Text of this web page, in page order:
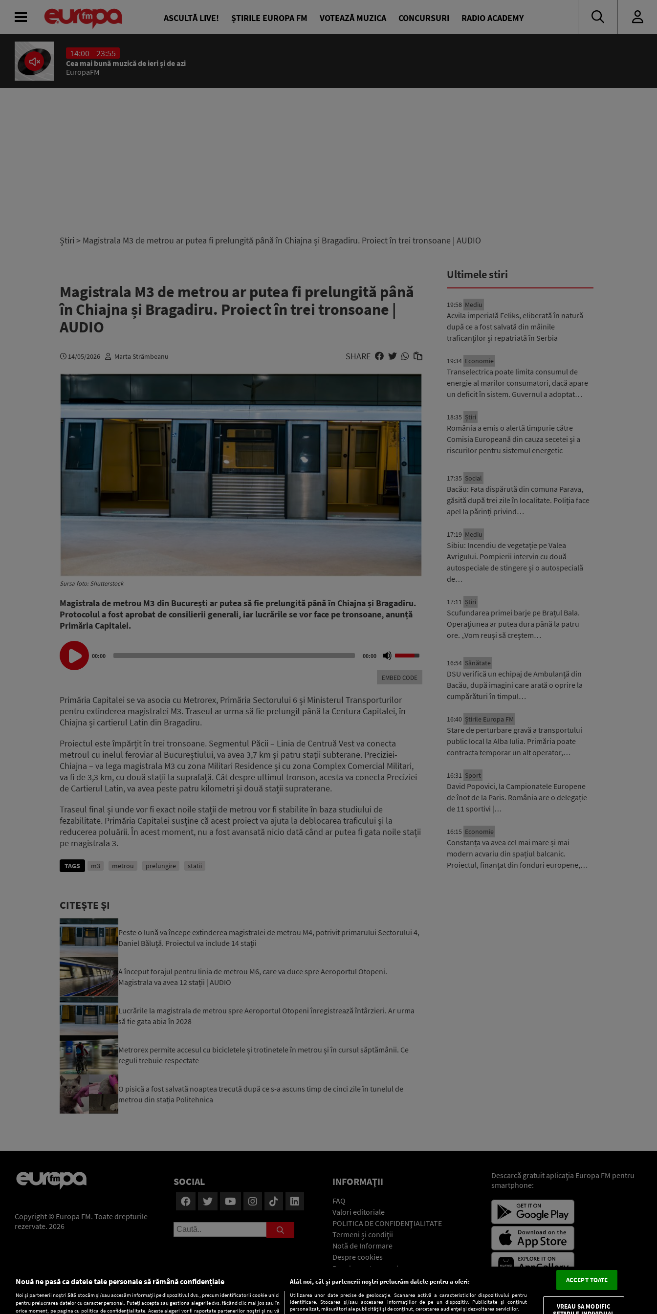
ASCULTĂ LIVE! ȘTIRILE EUROPA FM VOTEAZĂ MUZICA CONCURSURI RADIO ACADEMY
14:00 - 23:55
Cea mai bună muzică de ieri și de azi
EuropaFM
Știri > Magistrala M3 de metrou ar putea fi prelungită până în Chiajna și Bragadiru. Proiect în trei tronsoane | AUDIO
Magistrala M3 de metrou ar putea fi prelungită până
în Chiajna și Bragadiru. Proiect în trei tronsoane |
AUDIO
14/05/2026 Marta Strâmbeanu SHARE
Sursa foto: Shutterstock
Magistrala de metrou M3 din București ar putea să fie prelungită până în Chiajna și Bragadiru.
Protocolul a fost aprobat de consilierii generali, iar lucrările se vor face pe tronsoane, anunță
Primăria Capitalei.
Audio
Player
00:00 00:00
Up/Down
keys
increase
or
EMBED CODE
Primăria Capitalei se va asocia cu Metrorex, Primăria Sectorului 6 și Ministerul Transporturilor
pentru extinderea magistralei M3. Traseul ar urma să fie prelungit până la Centura Capitalei, în
Chiajna și cartierul Latin din Bragadiru.
Proiectul este împărțit în trei tronsoane. Segmentul Păcii – Linia de Centruă Vest va conecta
metroul cu inelul feroviar al Bucureștiului, va avea 3,7 km și patru stații subterane. Preciziei-
Chiajna – va lega magistrala M3 cu zona Militari Residence și cu zona Complex Comercial Militari,
va fi de 3,3 km, cu două stații la suprafață. Cât despre ultimul tronson, acesta va conecta Preciziei
de Cartierul Latin, va avea peste patru kilometri și două stații supraterane.
Traseul final și unde vor fi exact noile stații de metrou vor fi stabilite în baza studiului de
fezabilitate. Primăria Capitalei susține că acest proiect va ajuta la deblocarea traficului și la
reducerea poluării. În acest moment, nu a fost avansată nicio dată când ar putea fi gata noile stații
pe magistrala 3.
TAGS m3 metrou prelungire statii
CITEȘTE ȘI
Peste o lună va începe extinderea magistralei de metrou M4, potrivit primarului Sectorului 4,
Daniel Băluță. Proiectul va include 14 stații
A început forajul pentru linia de metrou M6, care va duce spre Aeroportul Otopeni.
Magistrala va avea 12 stații | AUDIO
Lucrările la magistrala de metrou spre Aeroportul Otopeni înregistrează întârzieri. Ar urma
să fie gata abia în 2028
Metrorex permite accesul cu bicicletele și trotinetele în metrou și în cursul săptămânii. Ce
reguli trebuie respectate
O pisică a fost salvată noaptea trecută după ce s-a ascuns timp de cinci zile în tunelul de
metrou din stația Politehnica
Ultimele stiri
19:58 Mediu
Acvila imperială Feliks, eliberată în natură
după ce a fost salvată din mâinile
traficanților și repatriată în Serbia
19:34 Economie
Transelectrica poate limita consumul de
energie al marilor consumatori, dacă apare
un deficit în sistem. Guvernul a adoptat…
18:35 Știri
România a emis o alertă timpurie către
Comisia Europeană din cauza secetei și a
riscurilor pentru sistemul energetic
17:35 Social
Bacău: Fata dispărută din comuna Parava,
găsită după trei zile în localitate. Poliția face
apel la părinți privind…
17:19 Mediu
Sibiu: Incendiu de vegetație pe Valea
Avrigului. Pompierii intervin cu două
autospeciale de stingere și o autospecială
de…
17:11 Știri
Scufundarea primei barje pe Brațul Bala.
Operațiunea ar putea dura până la patru
ore. „Vom reuși să creștem…
16:54 Sănătate
DSU verifică un echipaj de Ambulanță din
Bacău, după imagini care arată o oprire la
cumpărături în timpul…
16:40 Știrile Europa FM
Stare de perturbare gravă a transportului
public local la Alba Iulia. Primăria poate
contracta temporar un alt operator,…
16:31 Sport
David Popovici, la Campionatele Europene
de înot de la Paris. România are o delegație
de 11 sportivi |…
16:15 Economie
Constanța va avea cel mai mare și mai
modern acvariu din spațiul balcanic.
Proiectul, finanțat din fonduri europene,…
Copyright © Europa FM. Toate drepturile
rezervate. 2026
SOCIAL INFORMAŢII
FAQ
Valori editoriale
POLITICA DE CONFIDENŢIALITATE
Termeni şi condiţii
Notă de Informare
Despre cookies
Regulament general
GDPR
Descarcă gratuit aplicaţia Europa FM pentru
smartphone:
ACASĂ
ȘTIRI
Setări:
Nouă ne pasă ca datele tale personale să rămână confidențiale
Noi și partenerii noștri585 stocăm și/sau accesăm informații pe dispozitivul dvs., precum identificatorii cookie unici
pentru prelucrarea datelor cu caracter personal. Puteți accepta sau gestiona alegerile dvs. făcând clic mai jos sau în
orice moment, pe pagina cu politica de confidențialitate. Aceste alegeri vor fi raportate partenerilor noștri și nu vă
Atât noi, cât și partenerii noștri prelucrăm datele pentru a oferi:
Utilizarea unor date precise de geolocație. Scanarea activă a caracteristicilor dispozitivului pentru
identificare. Stocarea și/sau accesarea informațiilor de pe un dispozitiv. Publicitate și conținut
personalizat, măsurători ale publicității și de conținut, cercetarea audienței și dezvoltarea serviciilor.
ACCEPT TOATE
VREAU SA MODIFIC